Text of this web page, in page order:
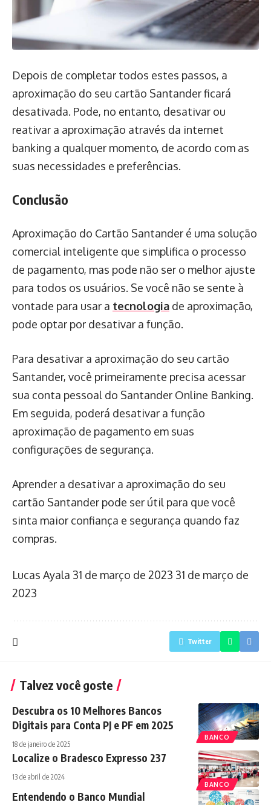
Depois de completar todos estes passos, a
aproximação do seu cartão Santander ficará
desativada. Pode, no entanto, desativar ou
reativar a aproximação através da internet
banking a qualquer momento, de acordo com as
suas necessidades e preferências.
Conclusão
Aproximação do Cartão Santander é uma solução
comercial inteligente que simplifica o processo
de pagamento, mas pode não ser o melhor ajuste
para todos os usuários. Se você não se sente à
vontade para usar a tecnologia de aproximação,
pode optar por desativar a função.
Para desativar a aproximação do seu cartão
Santander, você primeiramente precisa acessar
sua conta pessoal do Santander Online Banking.
Em seguida, poderá desativar a função
aproximação de pagamento em suas
configurações de segurança.
Aprender a desativar a aproximação do seu
cartão Santander pode ser útil para que você
sinta maior confiança e segurança quando faz
compras.
Lucas Ayala 31 de março de 2023 31 de março de
2023
Twitter
Talvez você goste
BANCO
Descubra os 10 Melhores Bancos
Digitais para Conta PJ e PF em 2025
18 de janeiro de 2025
BANCO
Localize o Bradesco Expresso 237
13 de abril de 2024
Entendendo o Banco Mundial